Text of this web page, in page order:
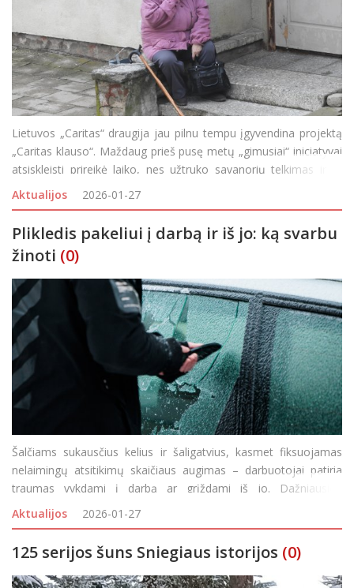
Lietuvos „Caritas“ draugija jau pilnu tempu įgyvendina projektą
„Caritas klauso“. Maždaug prieš pusę metų „gimusiai“ iniciatyvai
atsiskleisti prireikė laiko, nes užtruko savanorių telkimas ir jų
apmokymai. Tačiau dabar, kiekvieną darbo dieną nuo 9 iki 19 va
Aktualijos 2026-01-27
Plikledis pakeliui į darbą ir iš jo: ką svarbu
žinoti (0)
Šalčiams sukausčius kelius ir šaligatvius, kasmet fiksuojamas
nelaimingų atsitikimų skaičiaus augimas – darbuotojai patiria
traumas vykdami į darbą ar grįždami iš jo. Dažniausios
priežastys – slidūs, tinkamai neprižiūrėti keliai, šaligatviai ar
laiptai, taip p
Aktualijos 2026-01-27
125 serijos šuns Sniegiaus istorijos (0)